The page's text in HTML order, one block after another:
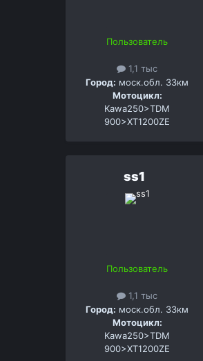
Пользователь
1,1 тыс
Город: моск.обл. 33км
Мотоцикл:
Kawa250>TDM
900>XT1200ZE
ss1
Пользователь
1,1 тыс
Город: моск.обл. 33км
Мотоцикл:
Kawa250>TDM
900>XT1200ZE